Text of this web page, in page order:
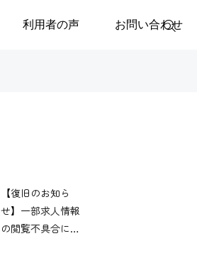
利用者の声 お問い合わせ
【復旧のお知ら
せ】一部求人情報
の閲覧不具合につ